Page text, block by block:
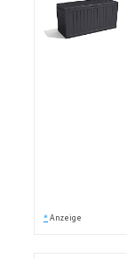
* Anzeige